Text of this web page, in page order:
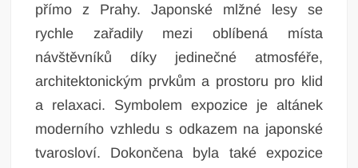
přímo z Prahy. Japonské mlžné lesy se
rychle zařadily mezi oblíbená místa
návštěvníků díky jedinečné atmosféře,
architektonickým prvkům a prostoru pro klid
a relaxaci. Symbolem expozice je altánek
moderního vzhledu s odkazem na japonské
tvarosloví. Dokončena byla také expozice